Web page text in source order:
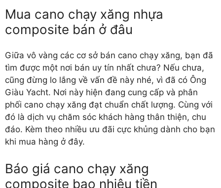
Mua cano chạy xăng nhựa
composite bán ở đâu
Giữa vô vàng các cơ sở bán cano chạy xăng, bạn đã
tìm được một nơi bán uy tín nhất chưa? Nếu chưa,
cũng đừng lo lắng về vấn đề này nhé, vì đã có Ông
Giàu Yacht. Nơi này hiện đang cung cấp và phân
phối cano chạy xăng đạt chuẩn chất lượng. Cùng với
đó là dịch vụ chăm sóc khách hàng thân thiện, chu
đáo. Kèm theo nhiều ưu đãi cực khủng dành cho bạn
khi mua hàng ở đây.
Báo giá cano chạy xăng
composite bao nhiêu tiền